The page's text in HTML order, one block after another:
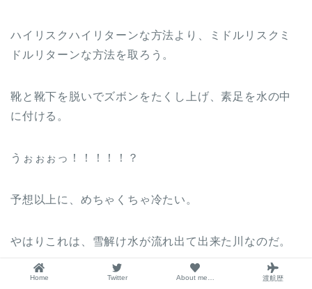
ハイリスクハイリターンな方法より、ミドルリスクミ
ドルリターンな方法を取ろう。
靴と靴下を脱いでズボンをたくし上げ、素足を水の中
に付ける。
うぉぉぉっ！！！！！？
予想以上に、めちゃくちゃ冷たい。
やはりこれは、雪解け水が流れ出て出来た川なのだ。
水…というレベルではない、 氷水の様な冷たさ。
Home Twitter About me… 渡航歴